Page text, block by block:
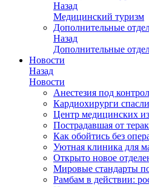
Назад
Медицинский туризм
Дополнительные
Назад
Дополнительные
Новости
Назад
Новости
Анестезия под
Кардиохирурги
Центр медицинских
Пострадавшая от
Как обойтись без
Уютная клиника для
Открыто новое
Мировые стандарты
Рамбам в действии: